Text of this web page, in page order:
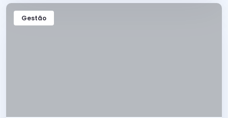
Gestão